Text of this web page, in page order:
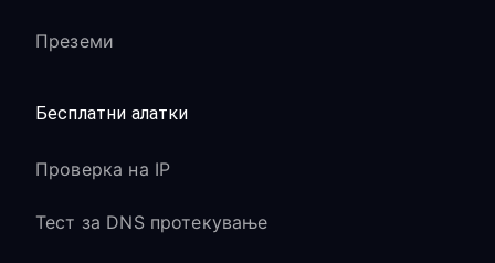
Преземи
Бесплатни алатки
Проверка на IP
Тест за DNS протекување